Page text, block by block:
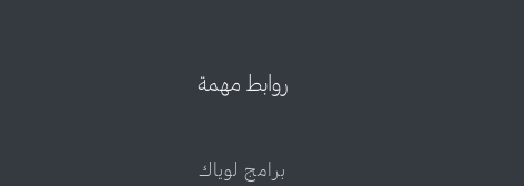
روابط مهمة
برامج لوياك